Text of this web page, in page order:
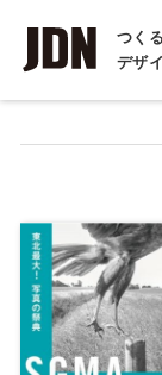
つく
デザ
インタビュ
コラム